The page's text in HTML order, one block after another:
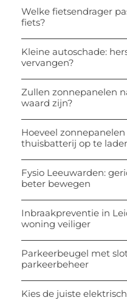
Welke fietsendrager
fiets?
Kleine autoschade:
vervangen?
Zullen zonnepanelen
waard zijn?
Hoeveel
thuisbatterij op te
Fysio Leeuwarden:
beter bewegen
Inbraakpreventie in
woning veiliger
Parkeerbeugel met
parkeerbeheer
Kies de juiste